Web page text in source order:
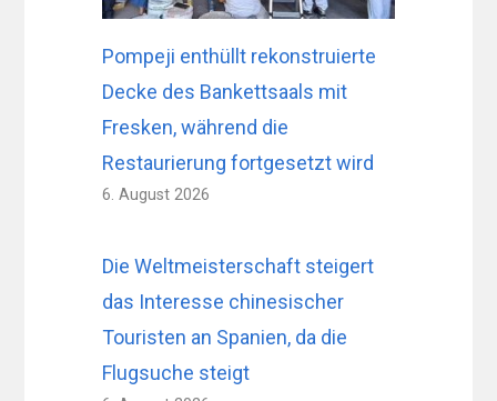
Pompeji enthüllt rekonstruierte
Decke des Bankettsaals mit
Fresken, während die
Restaurierung fortgesetzt wird
6. August 2026
Die Weltmeisterschaft steigert
das Interesse chinesischer
Touristen an Spanien, da die
Flugsuche steigt